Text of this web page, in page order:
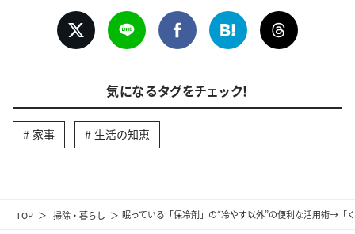
TOP 掃除・暮らし 眠っている「保冷剤」の“冷やす以外”の便利な活用術→「
気になるタグをチェック！
家事 生活の知恵